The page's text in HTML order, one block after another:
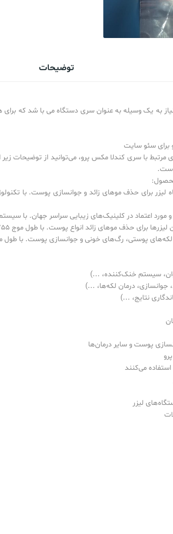
توضیحات
نیاز به یک وسیله به عنوان سری دستگاه می با شد که
برای سئو سایت
با سری کندلا مکس پرو، می‌توانید از توضیحات
است.
برای حذف موهای زائد و جوانسازی پوست. با
اعتماد در کلینیک‌های زیبایی سراسر جهان. با
زائد انواع پوست. با طول موج 755 نانومتر، فولیکول‌های مو را به طور موثر تخریب می‌کند.
خونی و جوانسازی پوست. با طول موج 1064 نانومتر، نفوذ عمیق‌تری در پوست
سیستم خنک‌کننده، ...)
جوانسازی، درمان لکه‌ها، ...)
نتایج، ...)
پوست و سایر درمان‌ها
می‌کنند
لیزر